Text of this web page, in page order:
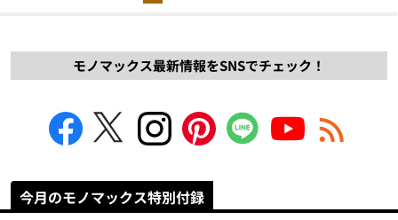
モノマックス最新情報をSNSでチェック！
今月のモノマックス特別付録